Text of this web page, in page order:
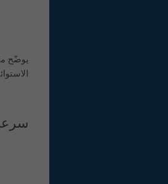
يوضّح